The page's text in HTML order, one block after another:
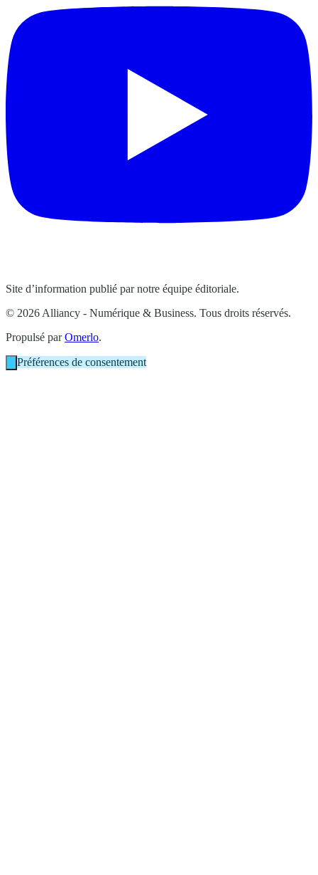
Site d’information publié par notre équipe éditoriale.
© 2026 Alliancy - Numérique & Business. Tous droits réservés.
Propulsé parOmerlo.
Préférences de consentement